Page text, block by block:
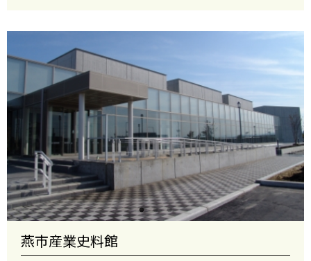
燕市産業史料館